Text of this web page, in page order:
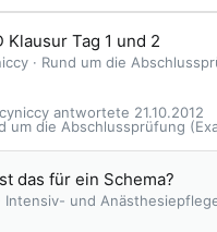
Klausur Tag 1 und 2
Rund um die
um die Abschlussprüfung
21.10.2012
das für ein Schema?
Intensiv- und